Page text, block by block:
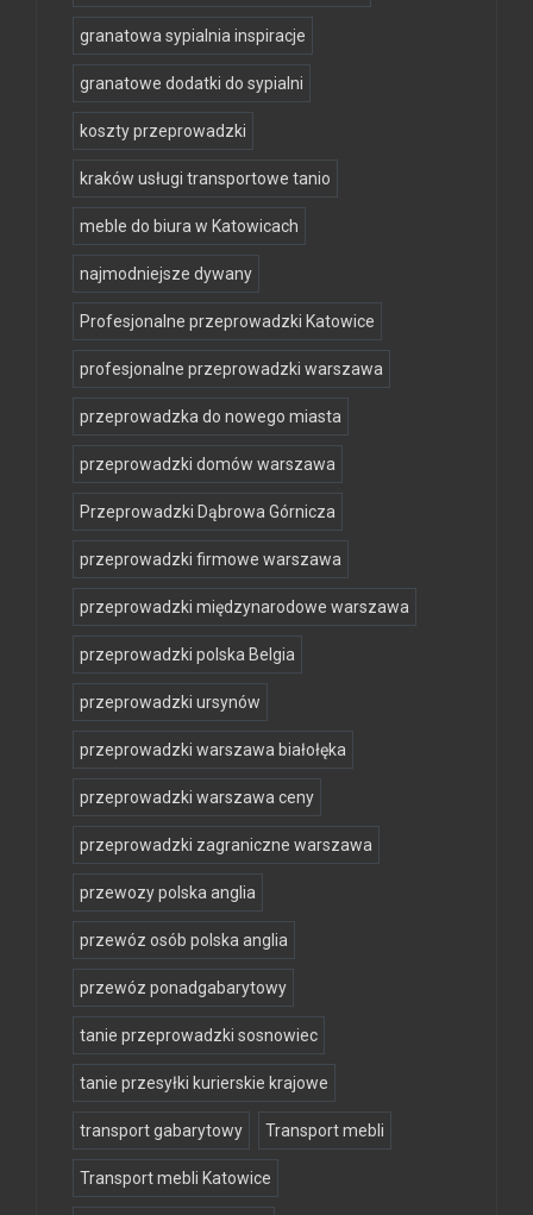
granatowa sypialnia inspiracje
granatowe dodatki do sypialni
koszty przeprowadzki
kraków usługi transportowe tanio
meble do biura w Katowicach
najmodniejsze dywany
Profesjonalne przeprowadzki Katowice
profesjonalne przeprowadzki warszawa
przeprowadzka do nowego miasta
przeprowadzki domów warszawa
Przeprowadzki Dąbrowa Górnicza
przeprowadzki firmowe warszawa
przeprowadzki międzynarodowe warszawa
przeprowadzki polska Belgia
przeprowadzki ursynów
przeprowadzki warszawa białołęka
przeprowadzki warszawa ceny
przeprowadzki zagraniczne warszawa
przewozy polska anglia
przewóz osób polska anglia
przewóz ponadgabarytowy
tanie przeprowadzki sosnowiec
tanie przesyłki kurierskie krajowe
transport gabarytowy Transport mebli
Transport mebli Katowice